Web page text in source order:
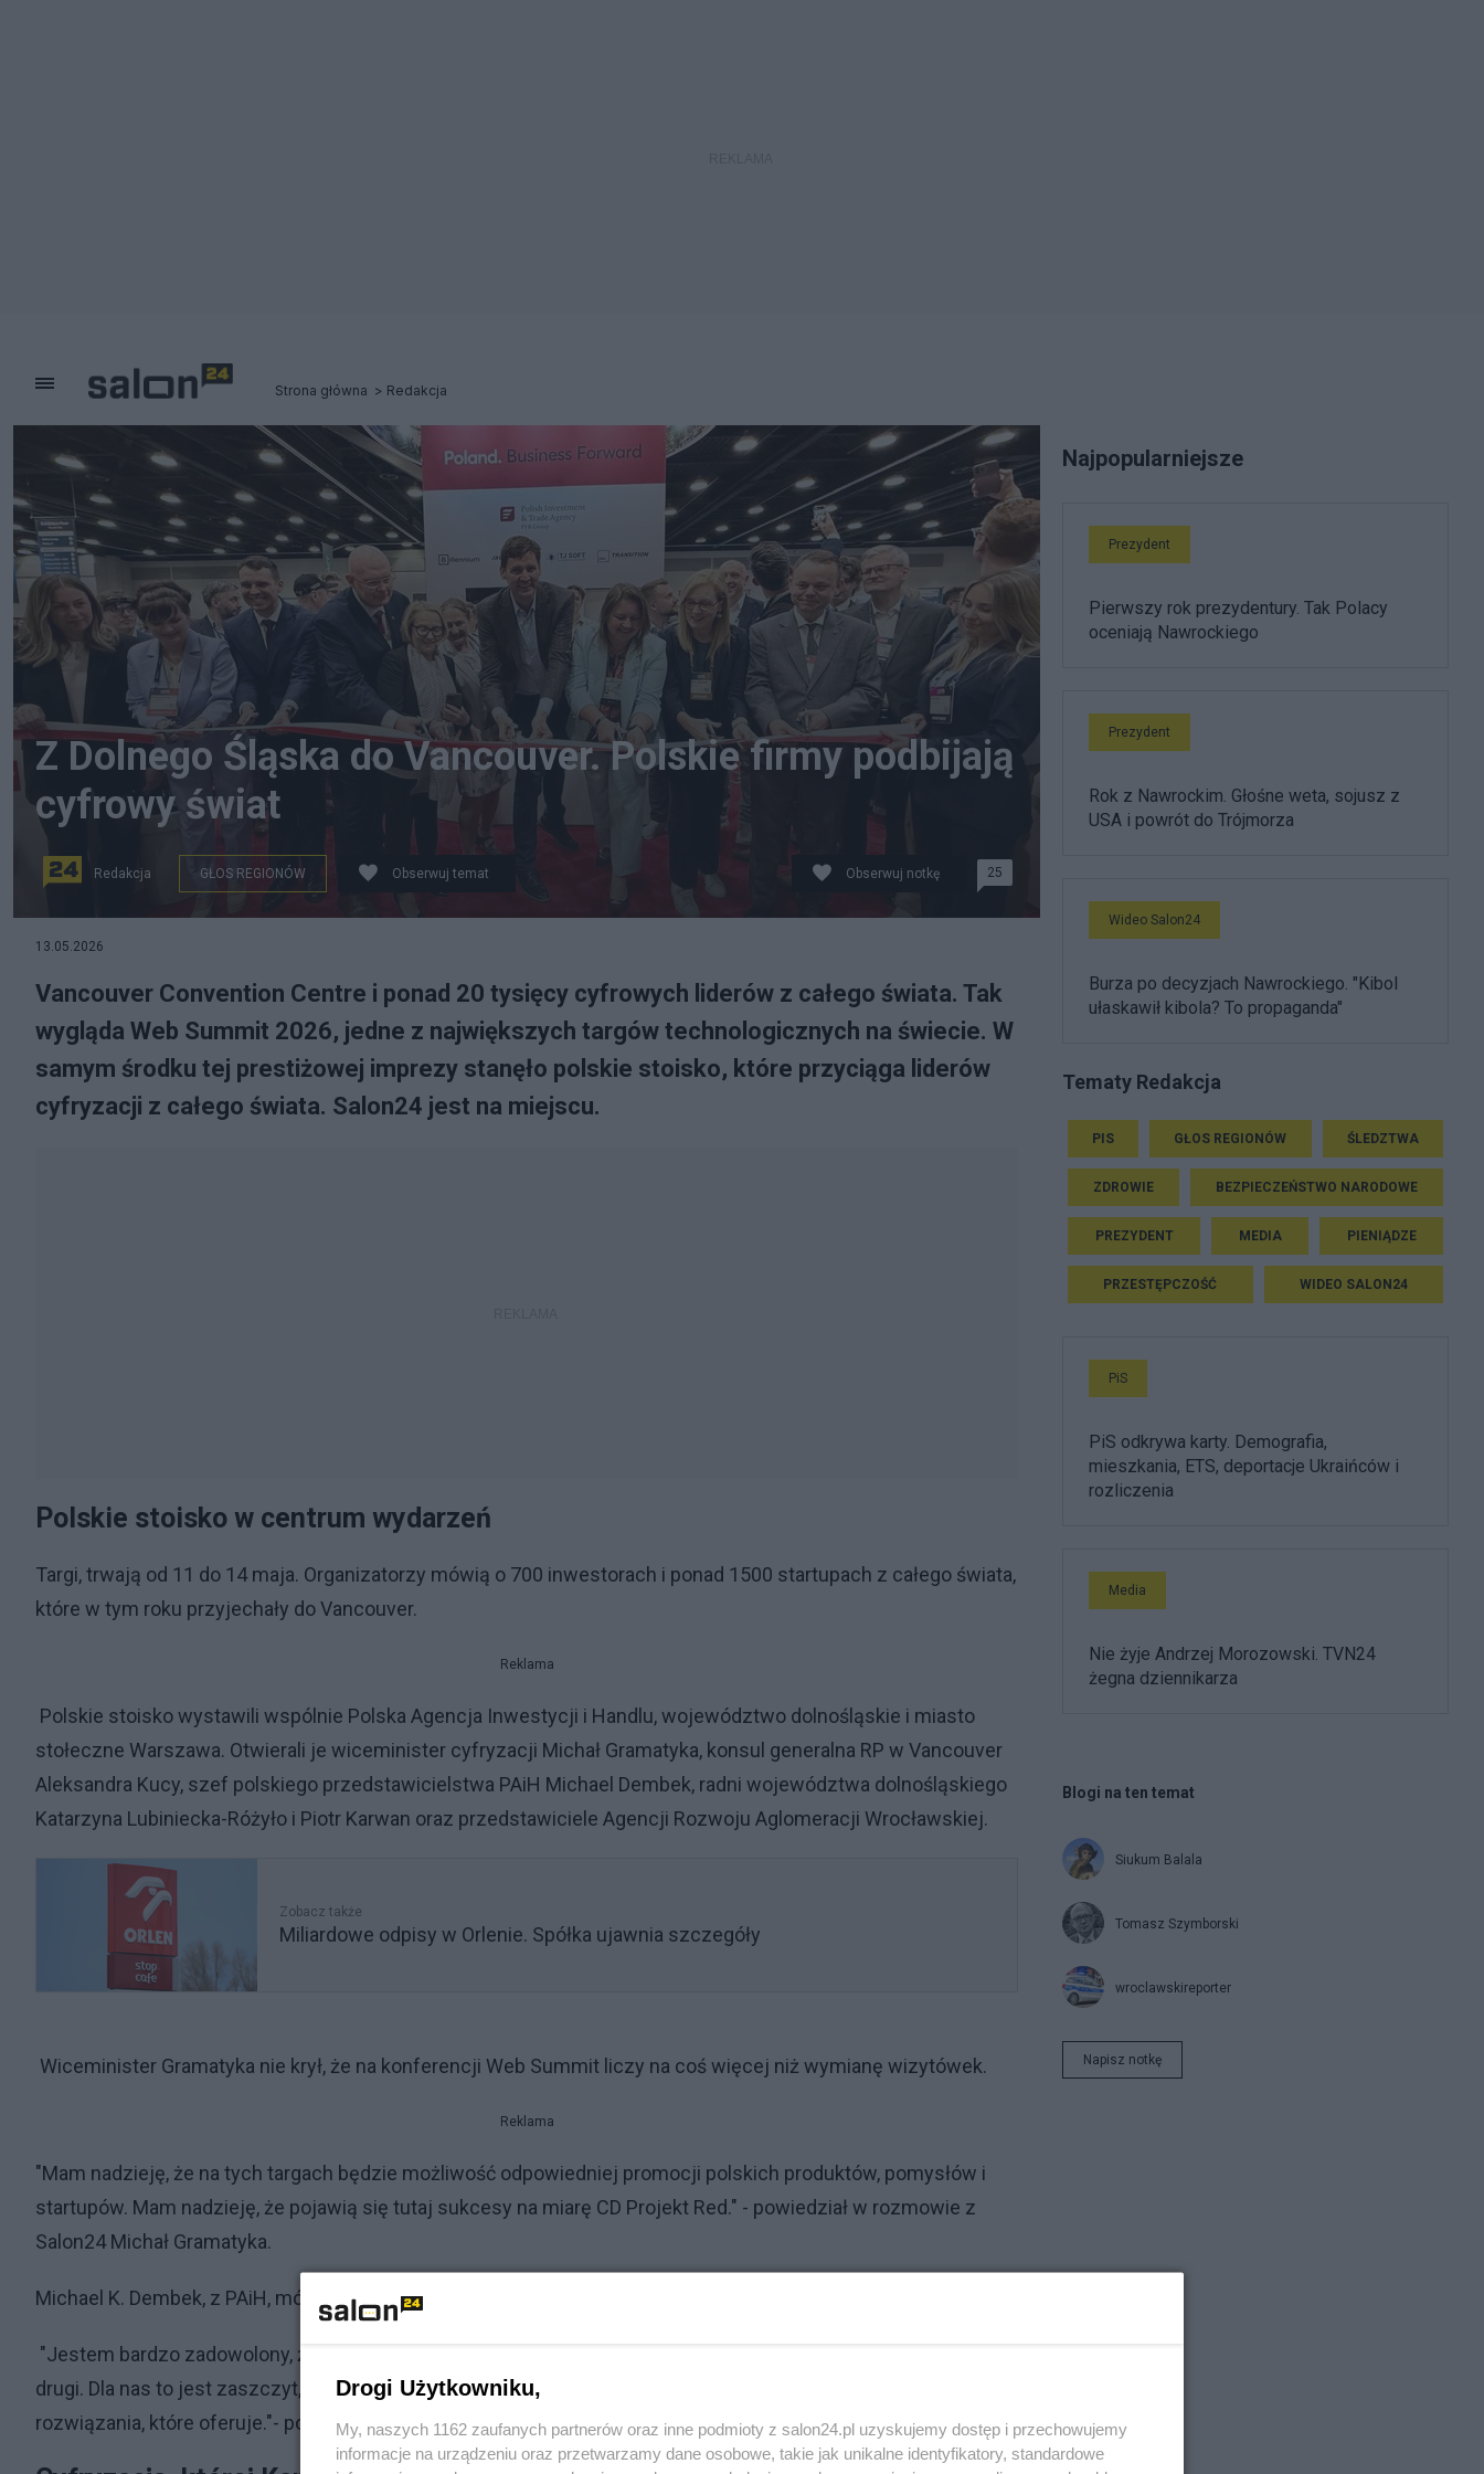
Strona główna Redakcja
Z Dolnego Śląska do Vancouver. Polskie firmy podbijają
cyfrowy świat
Redakcja GŁOS REGIONÓW Obserwuj temat Obserwuj notkę 25
13.05.2026
Vancouver Convention Centre i ponad 20 tysięcy cyfrowych liderów z całego świata. Tak
wygląda Web Summit 2026, jedne z największych targów technologicznych na świecie. W
samym środku tej prestiżowej imprezy stanęło polskie stoisko, które przyciąga liderów
cyfryzacji z całego świata. Salon24 jest na miejscu.
Polskie stoisko w centrum wydarzeń
Targi, trwają od 11 do 14 maja. Organizatorzy mówią o 700 inwestorach i ponad 1500 startupach z całego świata,
które w tym roku przyjechały do Vancouver.
Reklama
Polskie stoisko wystawili wspólnie Polska Agencja Inwestycji i Handlu, województwo dolnośląskie i miasto
stołeczne Warszawa. Otwierali je wiceminister cyfryzacji Michał Gramatyka, konsul generalna RP w Vancouver
Aleksandra Kucy, szef polskiego przedstawicielstwa PAiH Michael Dembek, radni województwa dolnośląskiego
Katarzyna Lubiniecka-Różyło i Piotr Karwan oraz przedstawiciele Agencji Rozwoju Aglomeracji Wrocławskiej.
Zobacz także
Miliardowe odpisy w Orlenie. Spółka ujawnia szczegóły
Wiceminister Gramatyka nie krył, że na konferencji Web Summit liczy na coś więcej niż wymianę wizytówek.
Reklama
"Mam nadzieję, że na tych targach będzie możliwość odpowiedniej promocji polskich produktów, pomysłów i
startupów. Mam nadzieję, że pojawią się tutaj sukcesy na miarę CD Projekt Red." - powiedział w rozmowie z
Salon24 Michał Gramatyka.
Michael K. Dembek, z PAiH, mówił o współpracy z Dolnym Śląskiem.
"Jestem bardzo zadowolony, że mogliśmy tutaj zorganizować wspólnie z województwem dolnośląskim po raz
drugi. Dla nas to jest zaszczyt, że Wrocław i Dolny Śląsk może tu przyjechać do Vancouver i pokazać te świetne
rozwiązania, które oferuje."- powiedział szef biura PAIH w Kanadzie.
Najpopularniejsze
Prezydent
Pierwszy rok prezydentury. Tak Polacy
oceniają Nawrockiego
Prezydent
Rok z Nawrockim. Głośne weta, sojusz z
USA i powrót do Trójmorza
Wideo Salon24
Burza po decyzjach Nawrockiego. "Kibol
ułaskawił kibola? To propaganda"
Tematy Redakcja
PIS GŁOS REGIONÓW ŚLEDZTWA
ZDROWIE BEZPIECZEŃSTWO NARODOWE
PREZYDENT MEDIA PIENIĄDZE
PRZESTĘPCZOŚĆ WIDEO SALON24
PiS
PiS odkrywa karty. Demografia,
mieszkania, ETS, deportacje Ukraińców i
rozliczenia
Media
Nie żyje Andrzej Morozowski. TVN24
żegna dziennikarza
Blogi na ten temat
Siukum Balala
Tomasz Szymborski
wroclawskireporter
Napisz notkę
Drogi Użytkowniku,
My, naszych 1162 zaufanych partnerów oraz inne podmioty z salon24.pl uzyskujemy dostęp i przechowujemy
informacje na urządzeniu oraz przetwarzamy dane osobowe, takie jak unikalne identyfikatory, standardowe